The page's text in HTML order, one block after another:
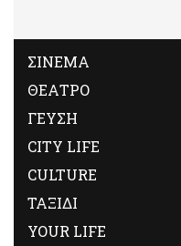
ΣΙΝΕΜΑ
ΘΕΑΤΡΟ
ΓΕΥΣΗ
CITY LIFE
CULTURE
ΤΑΞΙΔΙ
YOUR LIFE